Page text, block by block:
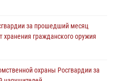
за прошедший месяц
хранения гражданского оружия
охраны Росгвардии за